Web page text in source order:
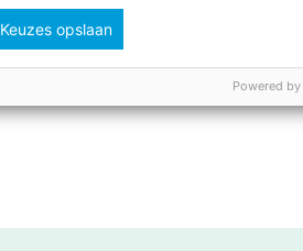
Keuzes opslaan
Powered by